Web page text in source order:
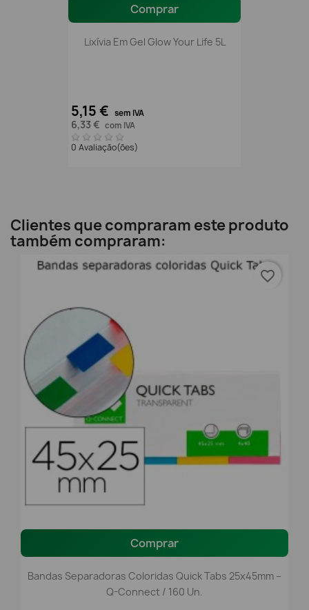
Comprar
Lixívia Em Gel Glow Your Life 5L
5,15 € sem IVA
6,33 € com IVA
0 Avaliação(ões)
Clientes que compraram este produto
também compraram:
Comprar
Bandas Separadoras Coloridas Quick Tabs 25x45mm –
Q-Connect / 160 Un.
favorite_border